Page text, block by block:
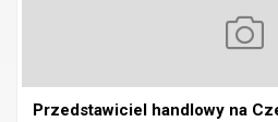
Przedstawiciel handlowy na